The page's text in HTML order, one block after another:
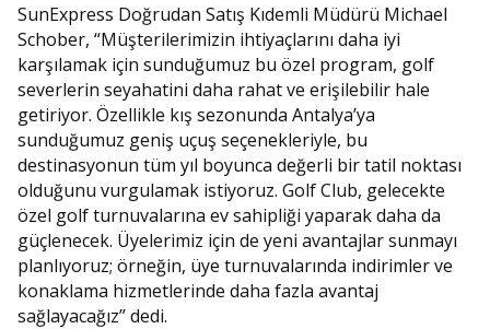
SunExpress Doğrudan Satış Kıdemli Müdürü Michael
Schober, “Müşterilerimizin ihtiyaçlarını daha iyi
karşılamak için sunduğumuz bu özel program, golf
severlerin seyahatini daha rahat ve erişilebilir hale
getiriyor. Özellikle kış sezonunda Antalya’ya
sunduğumuz geniş uçuş seçenekleriyle, bu
destinasyonun tüm yıl boyunca değerli bir tatil noktası
olduğunu vurgulamak istiyoruz. Golf Club, gelecekte
özel golf turnuvalarına ev sahipliği yaparak daha da
güçlenecek. Üyelerimiz için de yeni avantajlar sunmayı
planlıyoruz; örneğin, üye turnuvalarında indirimler ve
konaklama hizmetlerinde daha fazla avantaj
sağlayacağız” dedi.